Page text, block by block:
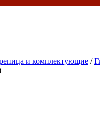
и комплектующие /